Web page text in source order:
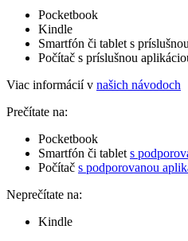
Pocketbook
Kindle
Smartfón či tablet s
Počítač s príslušnou
Viac informácií v našich návodoch
Prečítate na:
Pocketbook
Smartfón či tablet s
Počítač s podporovanou
Neprečítate na:
Kindle